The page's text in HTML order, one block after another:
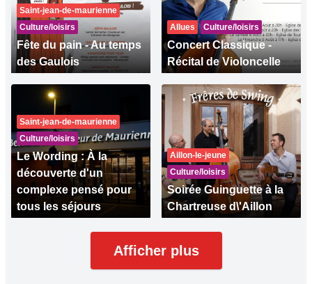
Saint-jean-de-maurienne
Culture/loisirs
Fête du pain - Au temps
des Gaulois
Allues Culture/loisirs
Concert Classique -
Récital de Violoncelle
Saint-jean-de-maurienne
Culture/loisirs
Le Wording : À la
découverte d'un
complexe pensé pour
tous les séjours
Aillon-le-jeune
Culture/loisirs
Soirée Guinguette à la
Chartreuse d\'Aillon
Afficher plus